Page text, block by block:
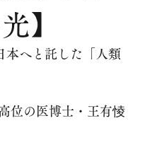
】
本へと託した「人類
位の医博士・王有㥄